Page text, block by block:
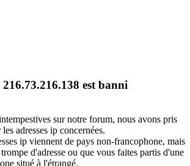
est banni
sur notre forum, nous avons pris
adresses ip concernées.
ip viennent de pays non-francophone, mais
d'adresse ou que vous faites partis d'une
situé à l'étrangé.